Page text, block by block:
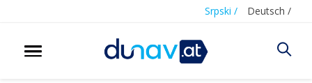
Srpski / Deutsch /